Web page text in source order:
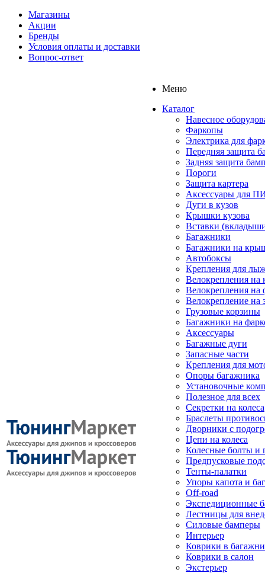
Магазины
Акции
Бренды
Условия оплаты и доставки
Вопрос-ответ
Меню
Каталог
Навесное
Фаркопы
Электрика для
Передняя защита
Задняя защита
Пороги
Защита картера
Аксессуары для
Дуги в кузов
Крышки кузова
Вставки
Багажники
Багажники на
Автобоксы
Крепления для
Велокрепления
Велокрепления на
Велокрепление на
Грузовые корзины
Багажники на
Аксессуары
Багажные дуги
Запасные части
Крепления для
Опоры багажника
Установочные
Полезное для всех
Секретки на колеса
Браслеты
Дворники с
Цепи на колеса
Колесные болты и
Предпусковые
Тенты-палатки
Упоры капота и
Off-road
Экспедиционные
Лестницы для
Силовые бамперы
Интерьер
Коврики в
Коврики в салон
Экстерьер